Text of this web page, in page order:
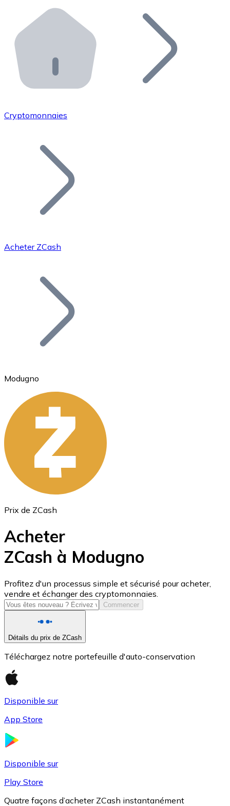
Distributeurs automatiques Bitnovo
Intégrez un ATM Bitnovo dans votre entreprise et
API Bitnovo
Intégrez notre API dans votre écosystème.
Rejoignez notre réseau de distributeurs et
Ajoutez le token de votre projet à notre service
Bitcoin
Ethereum
ETH
USD Coin
USDC
Cryptomonnaies
Acheter ZCash
Modugno
Prix de ZCash
Acheter
ZCash à Modugno
Profitez d'un processus simple et sécurisé pour acheter,
vendre et échanger des cryptomonnaies.
Commencer
Détails du prix de ZCash
Téléchargez notre portefeuille d'auto-conservation
Disponible sur
App Store
Disponible sur
Play Store
Quatre façons d’acheter ZCash instantanément